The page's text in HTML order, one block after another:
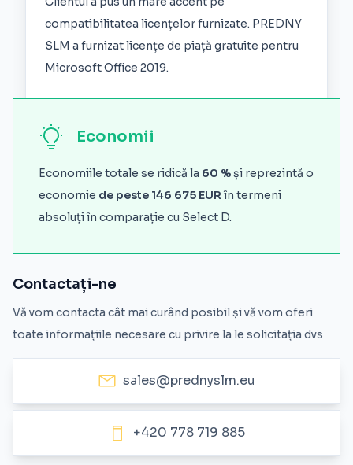
compatibilitatea licențelor furnizate. PREDNY
SLM a furnizat licențe de piață gratuite pentru
Microsoft Office 2019.
Economii
Economiile totale se ridică la 60 %și reprezintă o
economie de peste 146 675 EURîn termeni
absoluți în comparație cu Select D.
Contactați-ne
Vă vom contacta cât mai curând posibil și vă vom oferi
toate informațiile necesare cu privire la le solicitația dvs
sales@prednyslm.eu
+420 778 719 885